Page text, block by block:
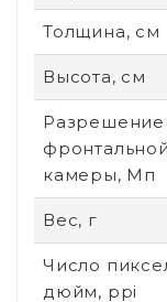
Толщина, см
Высота, см
Разрешение
фронтальной
камеры, Мп
Вес, г
Число
дюйм, ppi